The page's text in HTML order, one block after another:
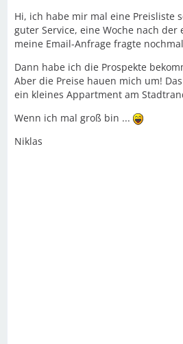
Hi, ich habe mir mal eine Preisliste
guter Service, eine Woche nach
meine Email-Anfrage fragte
Dann habe ich die Prospekte
Aber die Preise hauen mich um!
ein kleines Appartment am
Wenn ich mal groß bin ...
Niklas